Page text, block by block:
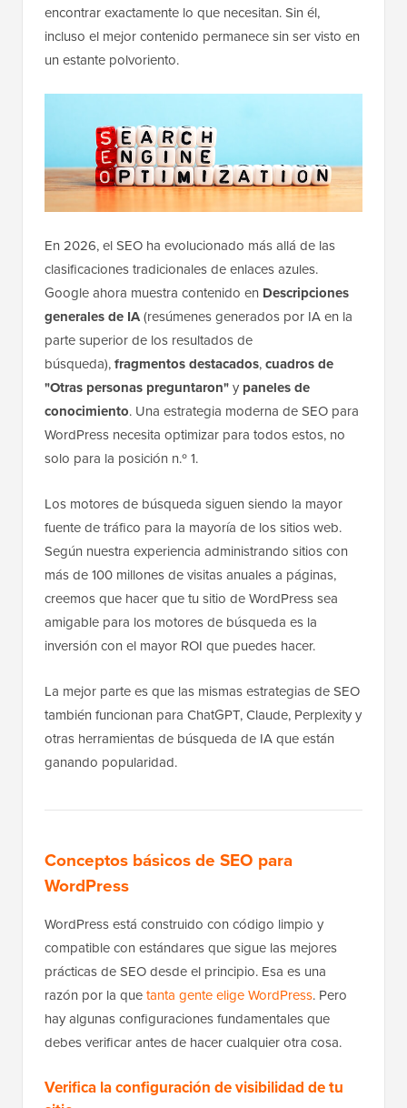
encontrar exactamente lo que necesitan. Sin él,
incluso el mejor contenido permanece sin ser visto en
un estante polvoriento.
En 2026, el SEO ha evolucionado más allá de las
clasificaciones tradicionales de enlaces azules.
Google ahora muestra contenido en Descripciones
generales de IA(resúmenes generados por IA en la
parte superior de los resultados de
búsqueda),fragmentos destacados,cuadros de
"Otras personas preguntaron"y paneles de
conocimiento. Una estrategia moderna de SEO para
WordPress necesita optimizar para todos estos, no
solo para la posición n.º 1.
Los motores de búsqueda siguen siendo la mayor
fuente de tráfico para la mayoría de los sitios web.
Según nuestra experiencia administrando sitios con
más de 100 millones de visitas anuales a páginas,
creemos que hacer que tu sitio de WordPress sea
amigable para los motores de búsqueda es la
inversión con el mayor ROI que puedes hacer.
La mejor parte es que las mismas estrategias de SEO
también funcionan para ChatGPT, Claude, Perplexity y
otras herramientas de búsqueda de IA que están
ganando popularidad.
Conceptos básicos de SEO para
WordPress
WordPress está construido con código limpio y
compatible con estándares que sigue las mejores
prácticas de SEO desde el principio. Esa es una
razón por la quetanta gente elige WordPress. Pero
hay algunas configuraciones fundamentales que
debes verificar antes de hacer cualquier otra cosa.
Verifica la configuración de visibilidad de tu